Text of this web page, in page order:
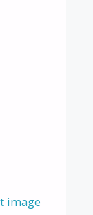
image